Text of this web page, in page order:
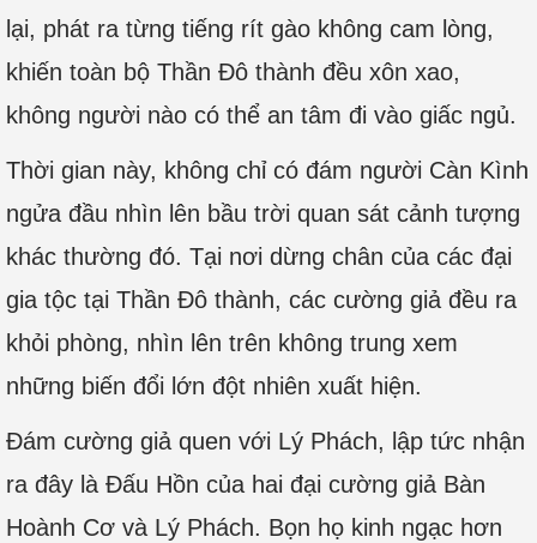
lại, phát ra từng tiếng rít gào không cam lòng,
khiến toàn bộ Thần Đô thành đều xôn xao,
không người nào có thể an tâm đi vào giấc ngủ.
Thời gian này, không chỉ có đám người Càn Kình
ngửa đầu nhìn lên bầu trời quan sát cảnh tượng
khác thường đó. Tại nơi dừng chân của các đại
gia tộc tại Thần Đô thành, các cường giả đều ra
khỏi phòng, nhìn lên trên không trung xem
những biến đổi lớn đột nhiên xuất hiện.
Đám cường giả quen với Lý Phách, lập tức nhận
ra đây là Đấu Hồn của hai đại cường giả Bàn
Hoành Cơ và Lý Phách. Bọn họ kinh ngạc hơn